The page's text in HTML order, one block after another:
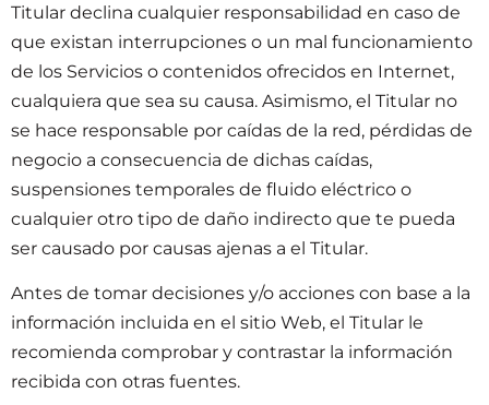
Titular declina cualquier responsabilidad en caso de
que existan interrupciones o un mal funcionamiento
de los Servicios o contenidos ofrecidos en Internet,
cualquiera que sea su causa. Asimismo, el Titular no
se hace responsable por caídas de la red, pérdidas de
negocio a consecuencia de dichas caídas,
suspensiones temporales de fluido eléctrico o
cualquier otro tipo de daño indirecto que te pueda
ser causado por causas ajenas a el Titular.
Antes de tomar decisiones y/o acciones con base a la
información incluida en el sitio Web, el Titular le
recomienda comprobar y contrastar la información
recibida con otras fuentes.